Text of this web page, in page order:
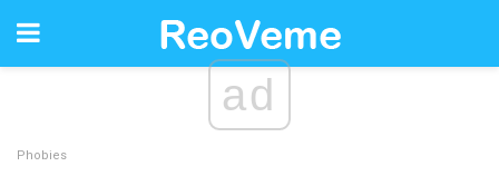
ad
Phobies